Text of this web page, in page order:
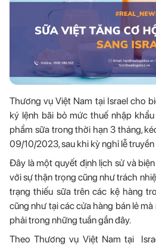
Thương vụ Việt Nam tại Israel cho
ký lệnh bãi bỏ mức thuế nhập
phẩm sữa trong thời hạn 3 tháng,
09/10/2023, sau khi kỳ nghỉ lễ
Đây là một quyết định lịch sử và
với sự thận trọng cũng như trách
trạng thiếu sữa trên các kệ hàng
cũng như tại các cửa hàng bán lẻ
phải trong những tuần gần đây.
Theo Thương vụ Việt Nam tại